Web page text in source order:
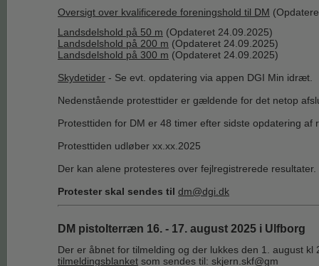
Oversigt over kvalificerede foreningshold til DM
Landsdelshold på 50 m (Opdateret 24.09.2025)
Landsdelshold på 200 m (Opdateret 24.09.2025)
Landsdelshold på 300 m (Opdateret 24.09.2025)
Skydetider - Se evt. opdatering via appen DGI Min idræt.
Nedenstående protesttider er gældende for det netop
Protesttiden for DM er 48 timer efter sidste opdatering af
Protesttiden udløber xx.xx.2025
Der kan alene protesteres over fejlregistrerede resultater.
Protester skal sendes til dm@dgi.dk
DM pistolterræn 16. - 17. august 2025 i Ulfborg
Der er åbnet for tilmelding og der lukkes den 1. august
tilmeldingsblanket som sendes til: skjern.skf@gm